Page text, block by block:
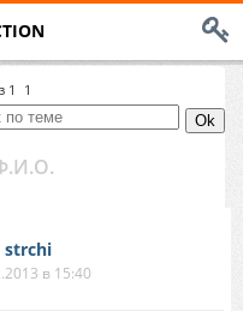
1 1
strchi
в 15:40